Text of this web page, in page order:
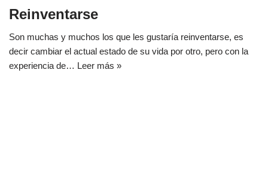
Reinventarse
Son muchas y muchos los que les gustaría reinventarse, es
decir cambiar el actual estado de su vida por otro, pero con la
experiencia de… Leer más »